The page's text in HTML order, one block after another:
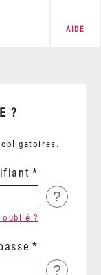
AIDE
?
?
?
?